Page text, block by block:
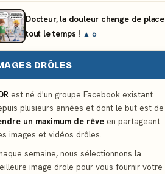
Docteur, la douleur change de place
tout le temps ! ▲ 6
DRÔLES
est né d'un groupe Facebook existant
plusieurs années et dont le but est de
un maximum de rêve en partageant
images et vidéos drôles.
semaine, nous sélectionnons la
image drole pour vous fournir votre